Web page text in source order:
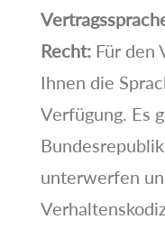
Recht: Für den
Ihnen die
Verfügung. Es
unterwerfen